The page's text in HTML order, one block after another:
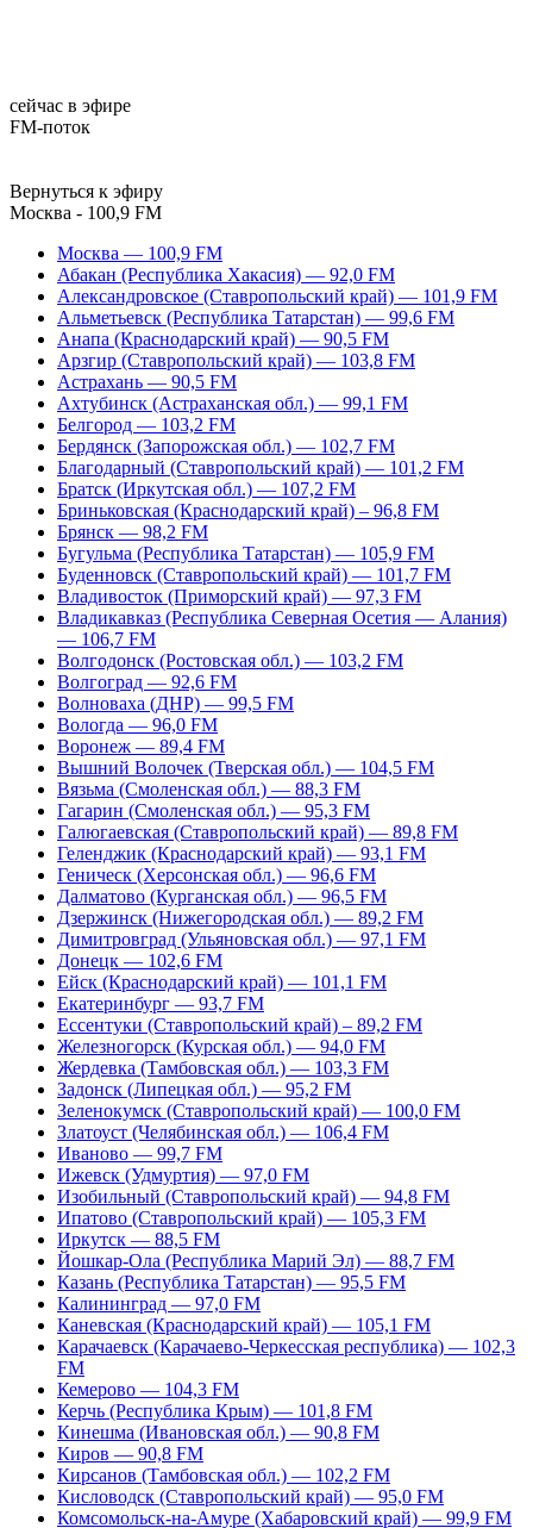
сейчас в эфире
FM-поток
Вернуться к эфиру
Москва - 100,9 FM
Москва — 100,9 FM
Абакан (Республика Хакасия) — 92,0 FM
Александровское (Ставропольский край) — 101,9 FM
Альметьевск (Республика Татарстан) — 99,6 FM
Анапа (Краснодарский край) — 90,5 FM
Арзгир (Ставропольский край) — 103,8 FM
Астрахань — 90,5 FM
Ахтубинск (Астраханская обл.) — 99,1 FM
Белгород — 103,2 FM
Бердянск (Запорожская обл.) — 102,7 FM
Благодарный (Ставропольский край) — 101,2 FM
Братск (Иркутская обл.) — 107,2 FM
Бриньковская (Краснодарский край) – 96,8 FM
Брянск — 98,2 FM
Бугульма (Республика Татарстан) — 105,9 FM
Буденновск (Ставропольский край) — 101,7 FM
Владивосток (Приморский край) — 97,3 FM
Владикавказ (Республика Северная Осетия — Алания)
— 106,7 FM
Волгодонск (Ростовская обл.) — 103,2 FM
Волгоград — 92,6 FM
Волноваха (ДНР) — 99,5 FM
Вологда — 96,0 FM
Воронеж — 89,4 FM
Вышний Волочек (Тверская обл.) — 104,5 FM
Вязьма (Смоленская обл.) — 88,3 FM
Гагарин (Смоленская обл.) — 95,3 FM
Галюгаевская (Ставропольский край) — 89,8 FM
Геленджик (Краснодарский край) — 93,1 FM
Геническ (Херсонская обл.) — 96,6 FM
Далматово (Курганская обл.) — 96,5 FM
Дзержинск (Нижегородская обл.) — 89,2 FM
Димитровград (Ульяновская обл.) — 97,1 FM
Донецк — 102,6 FM
Ейск (Краснодарский край) — 101,1 FM
Екатеринбург — 93,7 FM
Ессентуки (Ставропольский край) – 89,2 FM
Железногорск (Курская обл.) — 94,0 FM
Жердевка (Тамбовская обл.) — 103,3 FM
Задонск (Липецкая обл.) — 95,2 FM
Зеленокумск (Ставропольский край) — 100,0 FM
Златоуст (Челябинская обл.) — 106,4 FM
Иваново — 99,7 FM
Ижевск (Удмуртия) — 97,0 FM
Изобильный (Ставропольский край) — 94,8 FM
Ипатово (Ставропольский край) — 105,3 FM
Иркутск — 88,5 FM
Йошкар-Ола (Республика Марий Эл) — 88,7 FM
Казань (Республика Татарстан) — 95,5 FM
Калининград — 97,0 FM
Каневская (Краснодарский край) — 105,1 FM
Карачаевск (Карачаево-Черкесская республика) — 102,3
FM
Кемерово — 104,3 FM
Керчь (Республика Крым) — 101,8 FM
Кинешма (Ивановская обл.) — 90,8 FM
Киров — 90,8 FM
Кирсанов (Тамбовская обл.) — 102,2 FM
Кисловодск (Ставропольский край) — 95,0 FM
Комсомольск-на-Амуре (Хабаровский край) — 99,9 FM